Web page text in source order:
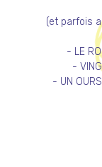
(et parfois
- LE
-
- UN